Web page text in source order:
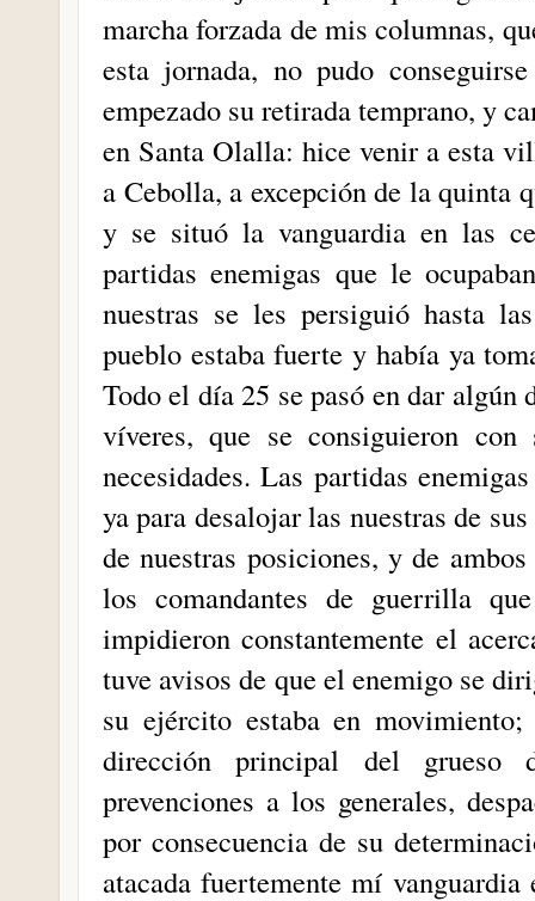
marcha forzada de mis columnas,
esta jornada, no pudo
empezado su retirada temprano, y
en Santa Olalla: hice venir a esta
a Cebolla, a excepción de la quinta
y se situó la vanguardia en las
partidas enemigas que le
nuestras se les persiguió hasta
pueblo estaba fuerte y había ya
Todo el día 25 se pasó en dar algún
víveres, que se consiguieron
necesidades. Las partidas
ya para desalojar las nuestras de
de nuestras posiciones, y de
los comandantes de guerrilla
impidieron constantemente el
tuve avisos de que el enemigo se
su ejército estaba en
dirección principal del grueso
prevenciones a los generales,
por consecuencia de su
atacada fuertemente mí